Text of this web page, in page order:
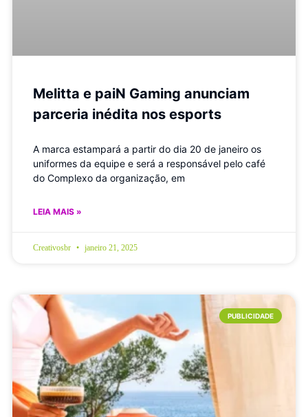
Melitta e paiN Gaming anunciam
parceria inédita nos esports
A marca estampará a partir do dia 20 de janeiro os
uniformes da equipe e será a responsável pelo café
do Complexo da organização, em
LEIA MAIS »
Creativosbr janeiro 21, 2025
PUBLICIDADE